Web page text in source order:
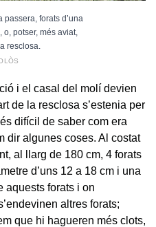
passera, forats d’una
potser, més aviat,
resclosa.
i el casal del molí devien
de la resclosa s’estenia per
difícil de saber com era
dir algunes coses. Al costat
al llarg de 180 cm, 4 forats
d’uns 12 a 18 cm i una
aquests forats i on
altres forats;
que hi hagueren més clots,